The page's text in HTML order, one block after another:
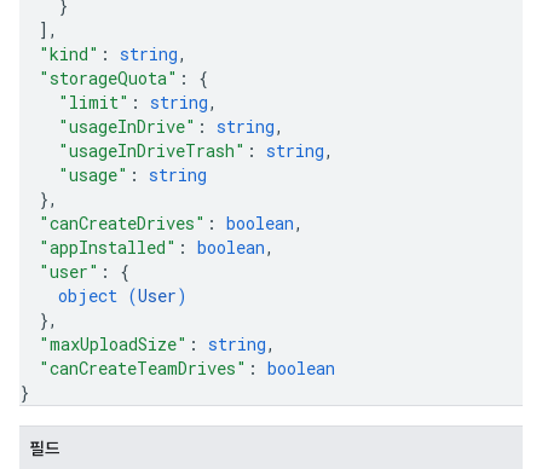
}
] ,
"kind" : string,
"storageQuota" : {
"limit" : string,
"usageInDrive" : string,
"usageInDriveTrash" : string,
"usage" : string
},
"canCreateDrives" : boolean,
"appInstalled" : boolean,
"user" : {
object (User)
},
"maxUploadSize" : string,
"canCreateTeamDrives" : boolean
}
필드